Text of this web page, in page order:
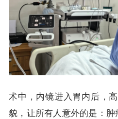
术中，内镜进入胃内后，
貌，让所有人意外的是：肿